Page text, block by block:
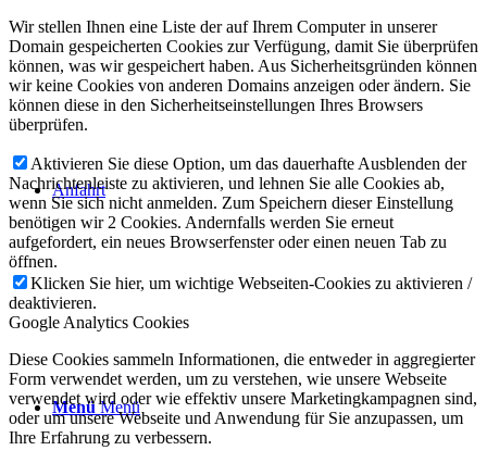
Anfahrt
Menü Menü
Wir stellen Ihnen eine Liste der auf Ihrem Computer in unserer
Domain gespeicherten Cookies zur Verfügung, damit Sie überprüfen
können, was wir gespeichert haben. Aus Sicherheitsgründen können
wir keine Cookies von anderen Domains anzeigen oder ändern. Sie
können diese in den Sicherheitseinstellungen Ihres Browsers
überprüfen.
Aktivieren Sie diese Option, um das dauerhafte Ausblenden der
Nachrichtenleiste zu aktivieren, und lehnen Sie alle Cookies ab,
wenn Sie sich nicht anmelden. Zum Speichern dieser Einstellung
benötigen wir 2 Cookies. Andernfalls werden Sie erneut
aufgefordert, ein neues Browserfenster oder einen neuen Tab zu
öffnen.
Klicken Sie hier, um wichtige Webseiten-Cookies zu aktivieren /
deaktivieren.
Google Analytics Cookies
Diese Cookies sammeln Informationen, die entweder in aggregierter
Form verwendet werden, um zu verstehen, wie unsere Webseite
verwendet wird oder wie effektiv unsere Marketingkampagnen sind,
oder um unsere Webseite und Anwendung für Sie anzupassen, um
Ihre Erfahrung zu verbessern.